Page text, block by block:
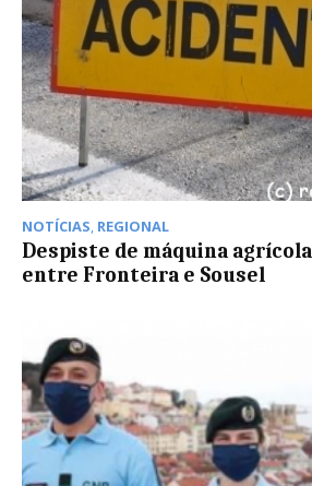
NOTÍCIAS, REGIONAL
Despiste de máquina
entre Fronteira e Sousel